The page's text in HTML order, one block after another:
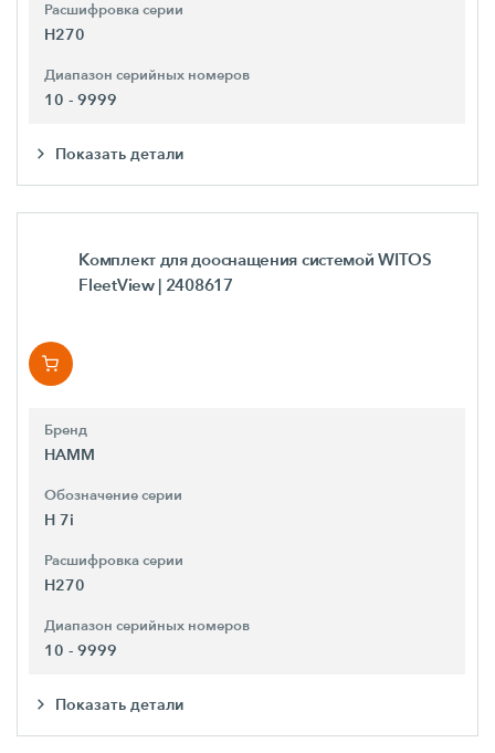
Расшифровка серии
H270
Диапазон серийных номеров
10 - 9999
Показать детали
Комплект для дооснащения системой WITOS
FleetView | 2408617
Бренд
HAMM
Обозначение серии
H 7i
Расшифровка серии
H270
Диапазон серийных номеров
10 - 9999
Показать детали